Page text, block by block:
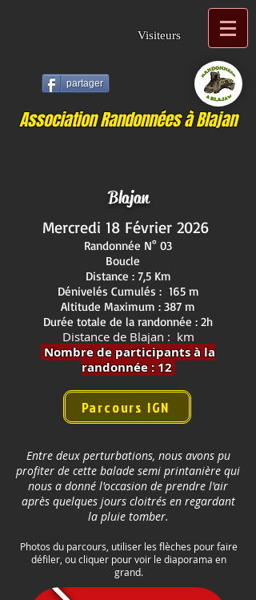
Visiteurs
partager
Association Randonnées à Blajan
Blajan
Mercredi 18 Février 2026
Randonnée N° 03
Boucle
Distance : 7,5 Km
Dénivelés Cumulés : 165 m
Altitude Maximum : 387 m
Durée totale de la randonnée : 2h
Distance de Blajan : km
Nombre de participants à la
randonnée : 12
Parcours IGN
Entre deux perturbations, nous avons pu
profiter de cette balade semi printanière qui
nous a donné l'occasion de prendre l'air
après quelques jours cloitrés en regardant
la pluie tomber.
Photos du parcours, utiliser les flèches pour faire
défiler, ou cliquer pour voir le diaporama en
grand.